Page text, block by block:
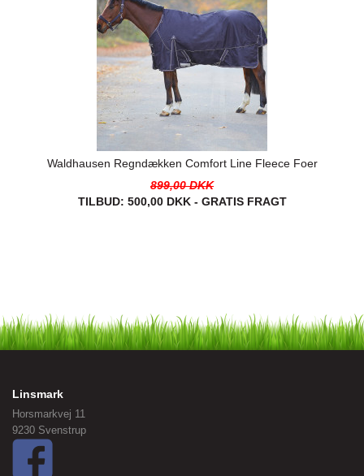
Waldhausen Regndækken Comfort Line Fleece Foer
899,00 DKK
TILBUD: 500,00 DKK - GRATIS FRAGT
Linsmark
Horsmarkvej 11
9230 Svenstrup